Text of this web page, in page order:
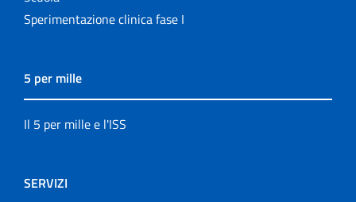
Sperimentazione clinica fase I
5 per mille
Il 5 per mille e l'ISS
SERVIZI